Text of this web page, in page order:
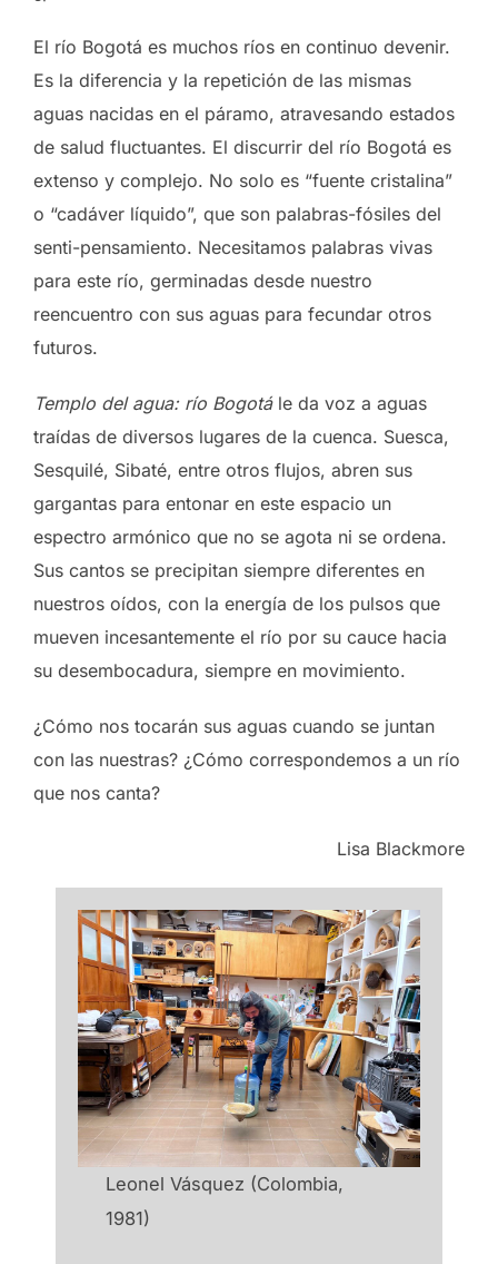
El río Bogotá es muchos ríos en continuo devenir.
Es la diferencia y la repetición de las mismas
aguas nacidas en el páramo, atravesando estados
de salud fluctuantes. El discurrir del río Bogotá es
extenso y complejo. No solo es “fuente cristalina”
o “cadáver líquido”, que son palabras-fósiles del
senti-pensamiento. Necesitamos palabras vivas
para este río, germinadas desde nuestro
reencuentro con sus aguas para fecundar otros
futuros.
Templo del agua: río Bogotá le da voz a aguas
traídas de diversos lugares de la cuenca. Suesca,
Sesquilé, Sibaté, entre otros flujos, abren sus
gargantas para entonar en este espacio un
espectro armónico que no se agota ni se ordena.
Sus cantos se precipitan siempre diferentes en
nuestros oídos, con la energía de los pulsos que
mueven incesantemente el río por su cauce hacia
su desembocadura, siempre en movimiento.
¿Cómo nos tocarán sus aguas cuando se juntan
con las nuestras? ¿Cómo correspondemos a un río
que nos canta?
Lisa Blackmore
Leonel Vásquez (Colombia,
1981)